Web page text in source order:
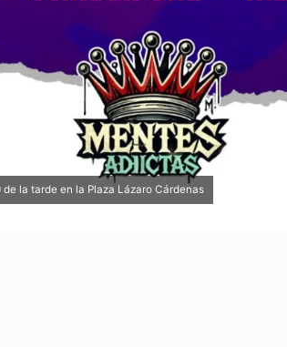
la tarde en la Plaza Lázaro Cárdenas